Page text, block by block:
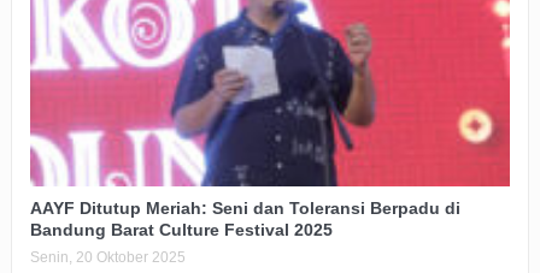
AAYF Ditutup Meriah: Seni dan Toleransi Berpadu di
Bandung Barat Culture Festival 2025
Senin, 20 Oktober 2025